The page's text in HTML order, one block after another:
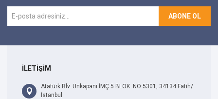
ABONE OL
İLETİŞİM
Atatürk Blv. Unkapanı İMÇ 5 BLOK. NO:5301, 34134 Fatih/
İstanbul